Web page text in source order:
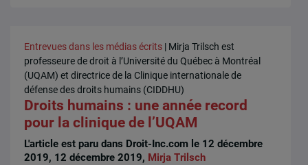
Entrevues dans les médias écrits | Mirja Trilsch est
professeure de droit à l’Université du Québec à Montréal
(UQAM) et directrice de la Clinique internationale de
défense des droits humains (CIDDHU)
Droits humains : une année record
pour la clinique de l’UQAM
L'article est paru dans Droit-Inc.com le 12 décembre
2019, 12 décembre 2019, Mirja Trilsch